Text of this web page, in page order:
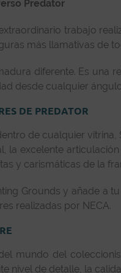
Predator
trabajo
más llamativas de
diferente. Es
desde cualquier
DE PREDATOR
de cualquier
la excelente
y carismáticas de la
Grounds y añade
realizadas por NECA.
mundo del
nivel de detalle, la